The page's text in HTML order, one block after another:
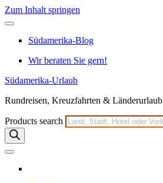
Zum Inhalt springen
Südamerika-Blog
Wir beraten Sie gern!
Südamerika-Urlaub
Rundreisen, Kreuzfahrten & Länderurlaub
Products search